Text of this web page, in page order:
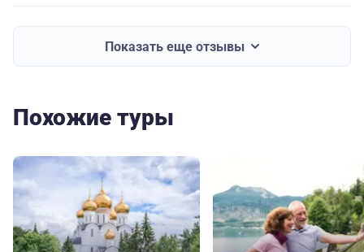
Показать еще отзывы
Похожие туры